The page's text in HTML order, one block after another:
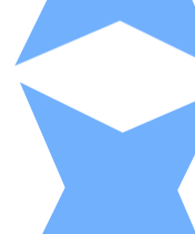
XRP
Efectivo